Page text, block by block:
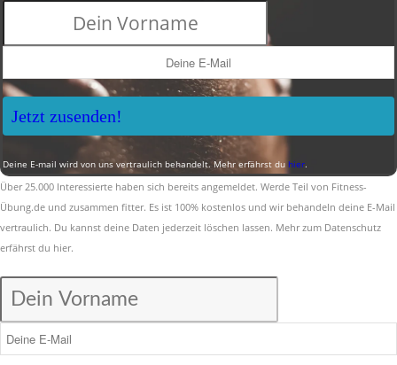
Jetzt zusenden!
Deine E-mail wird von uns vertraulich behandelt. Mehr erfährst du hier.
Über 25.000 Interessierte haben sich bereits angemeldet. Werde Teil von Fitness-
Übung.de und zusammen fitter. Es ist 100% kostenlos und wir behandeln deine E-Mail
vertraulich. Du kannst deine Daten jederzeit löschen lassen. Mehr zum Datenschutz
erfährst du hier.